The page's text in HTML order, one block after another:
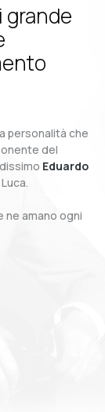
grande
personalità che
del
Eduardo
amano ogni